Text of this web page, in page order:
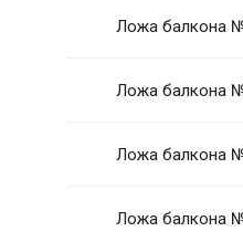
Ложа балкона
Ложа балкона
Ложа балкона
Ложа балкона